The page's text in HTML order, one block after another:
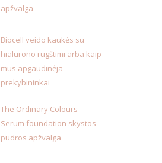
apžvalga
Biocell veido kaukės su
hialurono rūgštimi arba kaip
mus apgaudinėja
prekybininkai
The Ordinary Colours -
Serum foundation skystos
pudros apžvalga